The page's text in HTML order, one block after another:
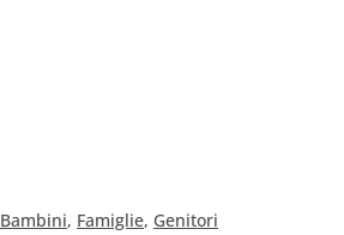
Bambini, Famiglie, Genitori